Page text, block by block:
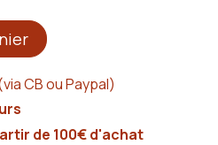
CB ou Paypal)
de 100€ d'achat